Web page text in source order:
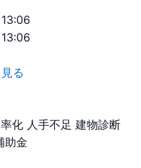
る
化 人手不足 建物診断
助金